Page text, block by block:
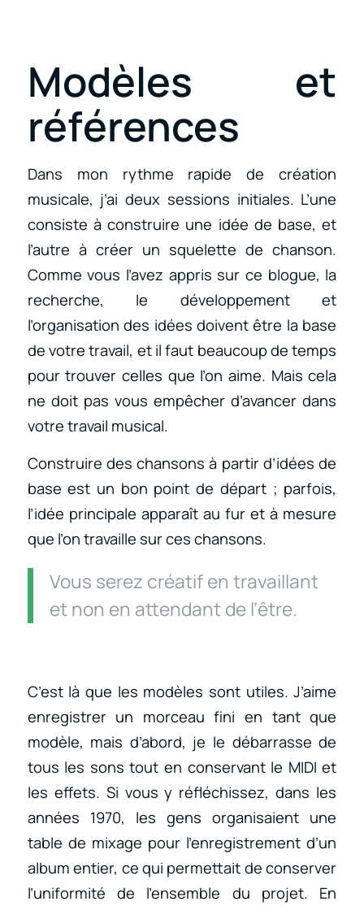
Modèles et
références
Dans mon rythme rapide de création
musicale, j’ai deux sessions initiales. L’une
consiste à construire une idée de base, et
l’autre à créer un squelette de chanson.
Comme vous l’avez appris sur ce blogue, la
recherche, le développement et
l’organisation des idées doivent être la base
de votre travail, et il faut beaucoup de temps
pour trouver celles que l’on aime. Mais cela
ne doit pas vous empêcher d’avancer dans
votre travail musical.
Construire des chansons à partir d’idées de
base est un bon point de départ ; parfois,
l’idée principale apparaît au fur et à mesure
que l’on travaille sur ces chansons.
Vous serez créatif en travaillant
et non en attendant de l’être.
C’est là que les modèles sont utiles. J’aime
enregistrer un morceau fini en tant que
modèle, mais d’abord, je le débarrasse de
tous les sons tout en conservant le MIDI et
les effets. Si vous y réfléchissez, dans les
années 1970, les gens organisaient une
table de mixage pour l’enregistrement d’un
album entier, ce qui permettait de conserver
l’uniformité de l’ensemble du projet. En